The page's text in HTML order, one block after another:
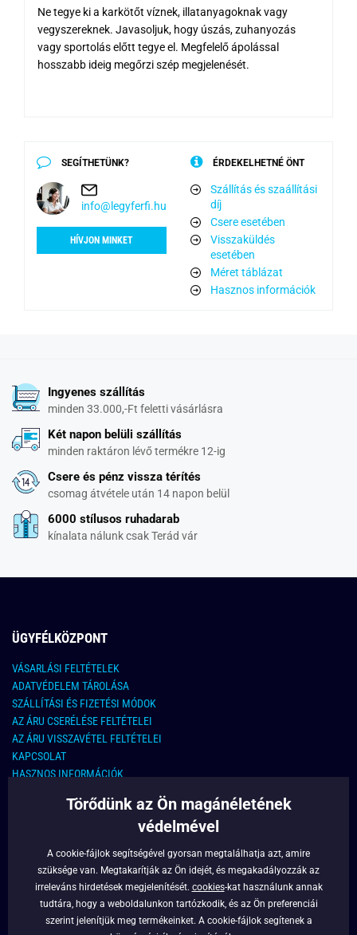
Ne tegye ki a karkötőt víznek, illatanyagoknak vagy
vegyszereknek. Javasoljuk, hogy úszás, zuhanyozás
vagy sportolás előtt tegye el. Megfelelő ápolással
hosszabb ideig megőrzi szép megjelenését.
SEGÍTHETÜNK?
info@legyferfi.hu
HÍVJON MINKET
ÉRDEKELHETNÉ ÖNT
Szállítás és szaállítási
díj
Csere esetében
Visszaküldés
esetében
Méret táblázat
Hasznos információk
Ingyenes szállítás
minden 33.000,-Ft feletti vásárlásra
Két napon belüli szállítás
minden raktáron lévő termékre 12-ig
Csere és pénz vissza térítés
csomag átvétele után 14 napon belül
6000 stílusos ruhadarab
kínalata nálunk csak Terád vár
ÜGYFÉLKÖZPONT
VÁSARLÁSI FELTÉTELEK
ADATVÉDELEM TÁROLÁSA
SZÁLLÍTÁSI ÉS FIZETÉSI MÓDOK
AZ ÁRU CSERÉLÉSE FELTÉTELEI
AZ ÁRU VISSZAVÉTEL FELTÉTELEI
KAPCSOLAT
HASZNOS INFORMÁCIÓK
KAPCSOLAT
info@legyferfi.hu
FONTOS INFORMÁCIÓK
RÓLUNK
Törődünk az Ön magánéletének
védelmével
A cookie-fájlok segítségével gyorsan megtalálhatja azt, amire
szüksége van. Megtakarítják az Ön idejét, és megakadályozzák az
irreleváns hirdetések megjelenítését. cookies-kat használunk annak
tudtára, hogy a weboldalunkon tartózkodik, és az Ön preferenciái
szerint jelenítjük meg termékeinket. A cookie-fájlok segítenek a